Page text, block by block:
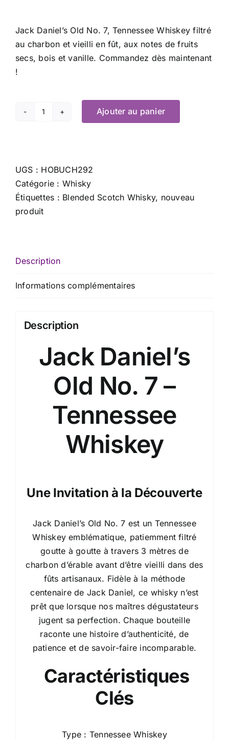
Jack Daniel’s Old No. 7, Tennessee Whiskey filtré
au charbon et vieilli en fût, aux notes de fruits
secs, bois et vanille. Commandez dès maintenant
!
quantité
Old
No.
7
–
x
%
Ajouter au panier
UGS : HOBUCH292
Catégorie : Whisky
Étiquettes : Blended Scotch Whisky, nouveau
produit
Description
Informations complémentaires
Description
Jack Daniel’s
Old No. 7 –
Tennessee
Whiskey
Une Invitation à la Découverte
Jack Daniel’s Old No. 7 est un Tennessee
Whiskey emblématique, patiemment filtré
goutte à goutte à travers 3 mètres de
charbon d’érable avant d’être vieilli dans des
fûts artisanaux. Fidèle à la méthode
centenaire de Jack Daniel, ce whisky n’est
prêt que lorsque nos maîtres dégustateurs
jugent sa perfection. Chaque bouteille
raconte une histoire d’authenticité, de
patience et de savoir-faire incomparable.
Caractéristiques
Clés
Type : Tennessee Whiskey